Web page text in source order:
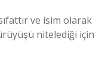
ve isim olarak
nitelediği için